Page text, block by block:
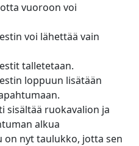
vuoroon voi
voi lähettää vain
talletetaan.
loppuun lisätään
sisältää ruokavalion ja
alkua
on nyt taulukko, jotta sen